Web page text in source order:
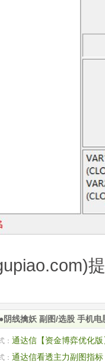
线擒妖 副图/选股 手机电
： 通达信【资金博弈优化
L2支持
： 通达信看透主力副图指